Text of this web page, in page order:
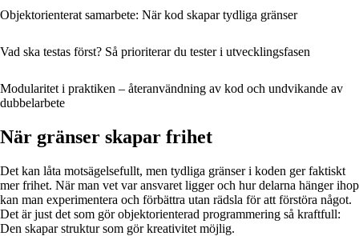
Objektorienterat samarbete: När kod skapar tydliga gränser
Vad ska testas först? Så prioriterar du tester i utvecklingsfasen
Modularitet i praktiken – återanvändning av kod och undvikande av
dubbelarbete
När gränser skapar frihet
Det kan låta motsägelsefullt, men tydliga gränser i koden ger faktiskt
mer frihet. När man vet var ansvaret ligger och hur delarna hänger ihop
kan man experimentera och förbättra utan rädsla för att förstöra något.
Det är just det som gör objektorienterad programmering så kraftfull:
Den skapar struktur som gör kreativitet möjlig.